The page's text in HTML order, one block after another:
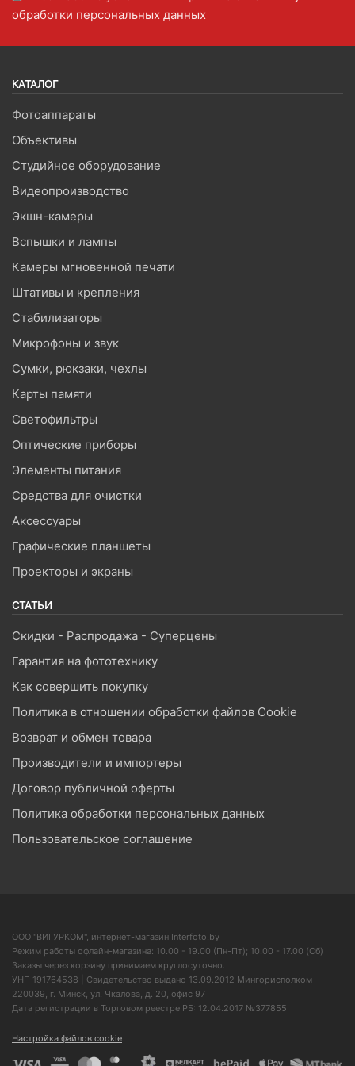
обработки персональных данных
КАТАЛОГ
Фотоаппараты
Объективы
Студийное оборудование
Видеопроизводство
Экшн-камеры
Вспышки и лампы
Камеры мгновенной печати
Штативы и крепления
Стабилизаторы
Микрофоны и звук
Сумки, рюкзаки, чехлы
Карты памяти
Светофильтры
Оптические приборы
Элементы питания
Средства для очистки
Аксессуары
Графические планшеты
Проекторы и экраны
СТАТЬИ
Скидки - Распродажа - Суперцены
Гарантия на фототехнику
Как совершить покупку
Политика в отношении обработки файлов Cookie
Возврат и обмен товара
Производители и импортеры
Договор публичной оферты
Политика обработки персональных данных
Пользовательское соглашение
ООО "ВИГУРКОМ", интернет-магазин Interfoto.by
Режим работы офлайн-магазина: 10.00 - 19.00 (Пн-Пт); 10.00 - 17.00 (Сб)
Заказы через корзину принимаем круглосуточно.
УНП 191764538 | Свидетельство выдано 13.09.2012 Мингорисполком
220039, г. Минск, ул. Чкалова, д. 20, офис 97
Дата регистрации в Торговом реестре РБ: 12.04.2017 №377855
Настройка файлов cookie